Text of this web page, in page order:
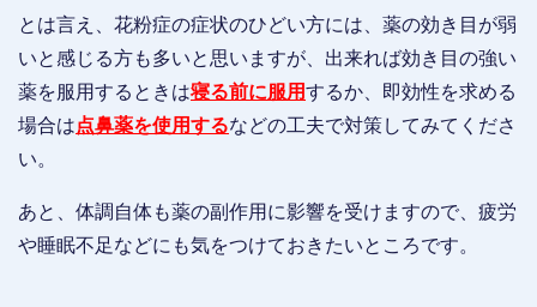
とは言え、花粉症の症状のひどい方には、薬の効き目が弱
いと感じる方も多いと思いますが、出来れば効き目の強い
薬を服用するときは寝る前に服用するか、即効性を求める
場合は点鼻薬を使用するなどの工夫で対策してみてくださ
い。
あと、体調自体も薬の副作用に影響を受けますので、疲労
や睡眠不足などにも気をつけておきたいところです。